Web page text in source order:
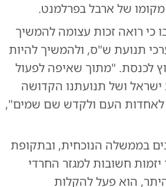
של ארבל בפרלמנט.
כי רואה זכות עצומה להמשיך
תנועת ש"ס, ולהמשיך להיות
לכנסת. "מתוך שאיפה לפעול
ושל תנועתנו הקדושה
לאחדות העם ולקדש שם שמים",
בממשלה הנוכחית, ובתקופת
חשובות למגזר החרדי
הוא פעל להקלות